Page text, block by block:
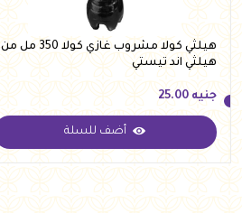
هيلثي كولا مشروب غازي كولا 350 مل من
هيلثي اند تيستي
جنيه
جنيه 25.00
أضف للسلة